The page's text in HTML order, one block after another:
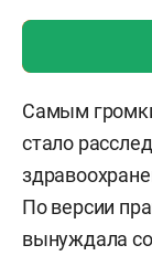
Самым
стало
По версии
вынуждала